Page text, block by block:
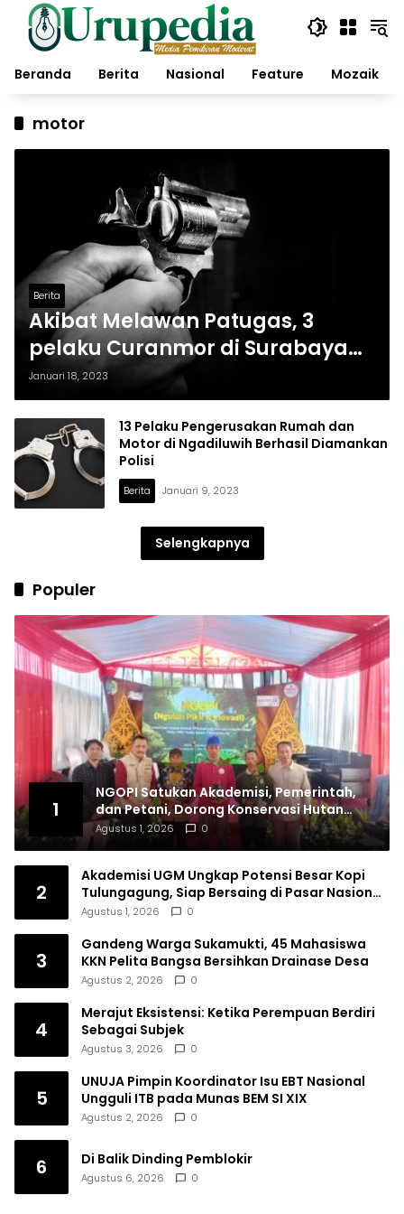
Langsung
konten
Beranda
Berita Nasional Feature Mozaik
motor
Berita
Akibat Melawan Patugas, 3
pelaku Curanmor di Surabaya
Ditembak Polisi
Januari 18, 2023
13 Pelaku Pengerusakan Rumah dan
Motor di Ngadiluwih Berhasil Diamankan
Polisi
Berita Januari 9, 2023
Selengkapnya
Populer
1
NGOPI Satukan Akademisi, Pemerintah,
dan Petani, Dorong Konservasi Hutan
serta Daya Saing Kopi Tulungagung
Agustus 1, 2026 0
2
Akademisi UGM Ungkap Potensi Besar Kopi
Tulungagung, Siap Bersaing di Pasar Nasional
hingga Dunia
Agustus 1, 2026 0
3
Gandeng Warga Sukamukti, 45 Mahasiswa
KKN Pelita Bangsa Bersihkan Drainase Desa
Agustus 2, 2026 0
4
Merajut Eksistensi: Ketika Perempuan Berdiri
Sebagai Subjek
Agustus 3, 2026 0
5
UNUJA Pimpin Koordinator Isu EBT Nasional
Ungguli ITB pada Munas BEM SI XIX
Agustus 2, 2026 0
6 Di Balik Dinding Pemblokir
Agustus 6, 2026 0